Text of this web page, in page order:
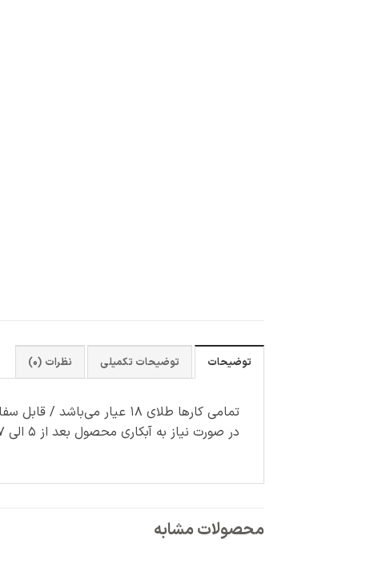
توضیحات توضیحات تکمیلی نظرات (0)
تمامی کارها طلای ۱۸ عیار می‌باشد / قابل سفارش با رنگ آبکاری دلخواه (سفید-رزگلد)
در صورت نیاز به آبکاری محصول بعد از ۵ الی ۷ روز کاری آماده ارسال می‌شود و دارای هزینه جداگانه می باشد.
محصولات مشابه